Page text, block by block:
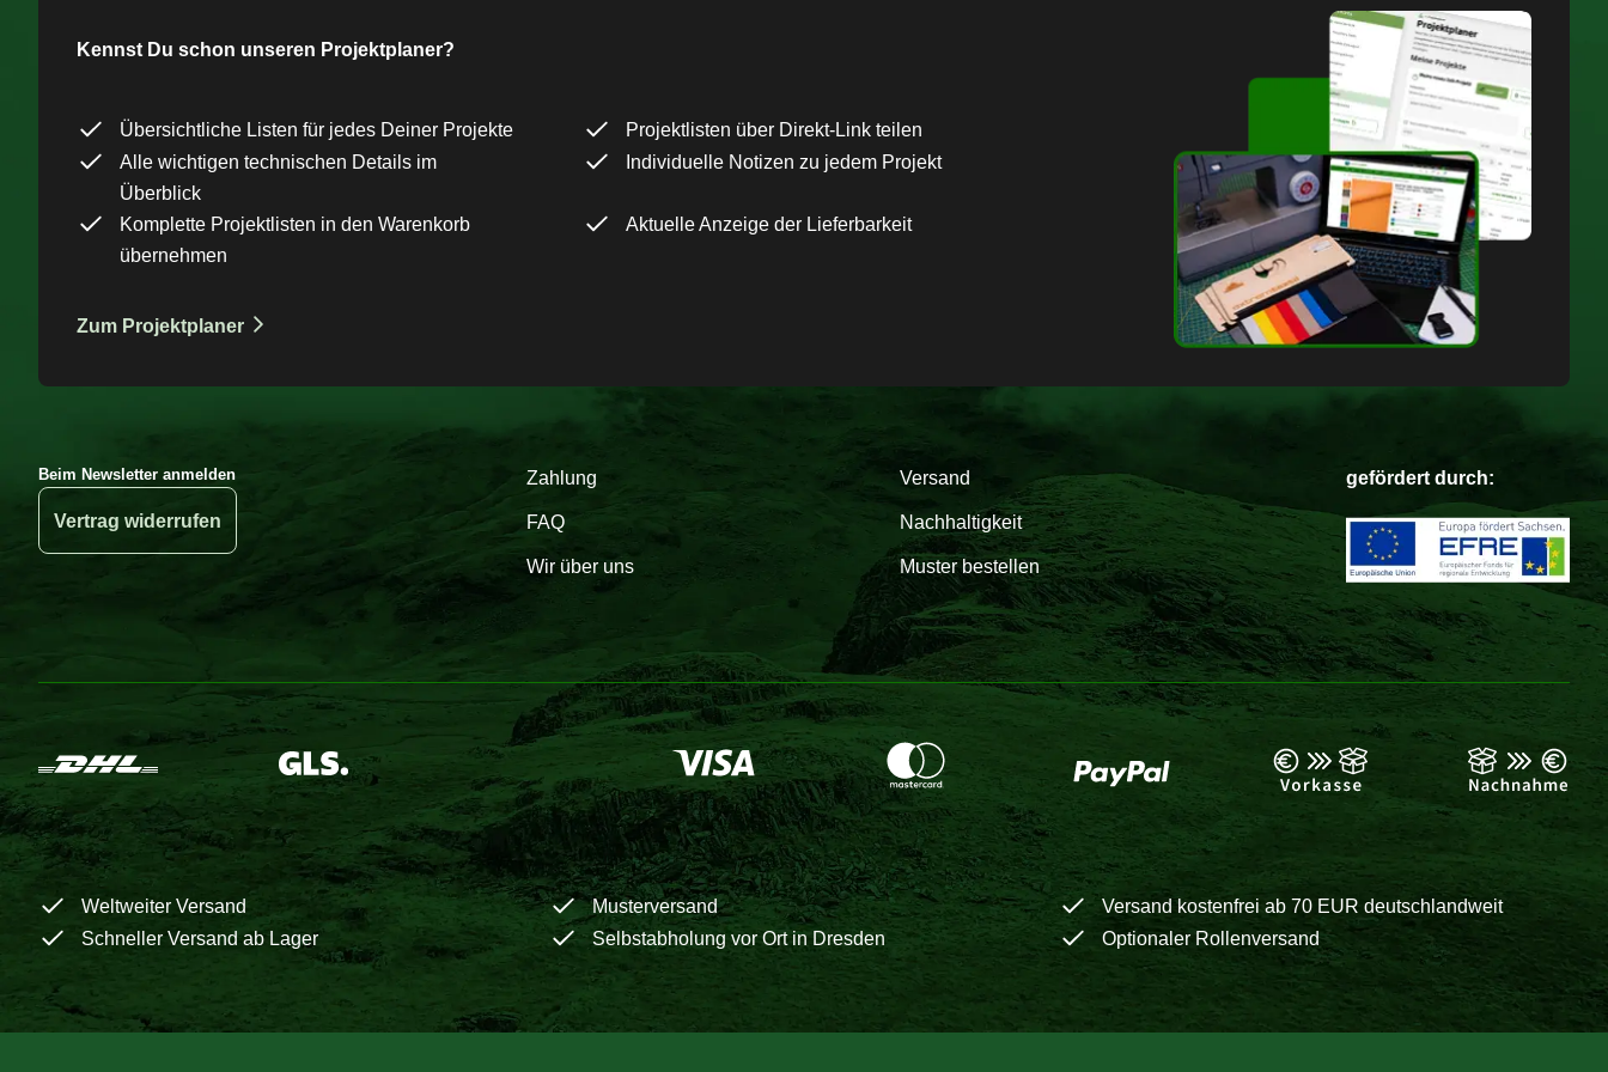
Kennst Du schon unseren Projektplaner?
Übersichtliche Listen für jedes Deiner Projekte
Projektlisten über Direkt-Link teilen
Alle wichtigen technischen Details im
Überblick
Individuelle Notizen zu jedem Projekt
Komplette Projektlisten in den Warenkorb
übernehmen
Aktuelle Anzeige der Lieferbarkeit
Zum Projektplaner
Beim Newsletter anmelden
Vertrag widerrufen
Zahlung Versand
FAQ Nachhaltigkeit
Wir über uns Muster bestellen
gefördert durch:
Weltweiter Versand Musterversand
Versand kostenfrei ab 70 EUR deutschlandweit
Schneller Versand ab Lager
Selbstabholung vor Ort in Dresden Optionaler Rollenversand